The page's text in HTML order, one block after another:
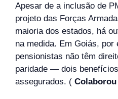
Apesar de a inclusão de
projeto das Forças
maioria dos estados, há
na medida. Em Goiás, por
pensionistas não têm
paridade — dois
assegurados. (